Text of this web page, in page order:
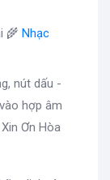
🌾 Nhạc
nút dấu -
hợp âm
Ơn Hòa